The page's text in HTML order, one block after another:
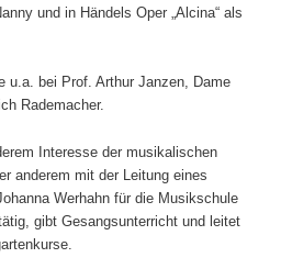
und in Händels Oper „Alcina“ als
u.a. bei Prof. Arthur Janzen, Dame
Rademacher.
Interesse der musikalischen
anderem mit der Leitung eines
Werhahn für die Musikschule
gibt Gesangsunterricht und leitet